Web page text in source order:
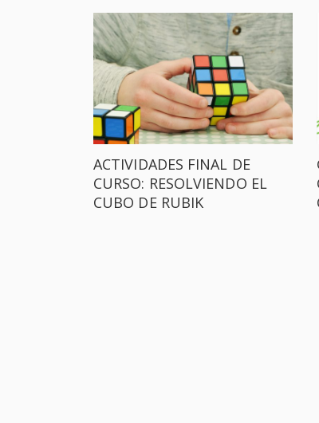
ACTIVIDADES FINAL DE
CURSO: RESOLVIENDO EL
CUBO DE RUBIK